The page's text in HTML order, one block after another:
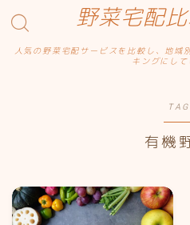
野菜宅配
人気の野菜宅配サービスを比較し、地域
キングにして
MENU
デモプリセット記事 Part15
利用規約／特定商取引法に基
運営者情報
野菜宅配比較ガイド
TAG
有機